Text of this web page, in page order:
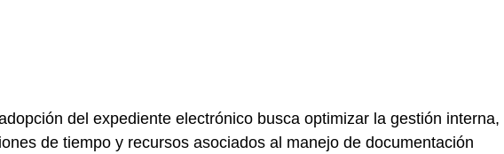
del expediente electrónico busca optimizar la gestión interna,
de tiempo y recursos asociados al manejo de documentación